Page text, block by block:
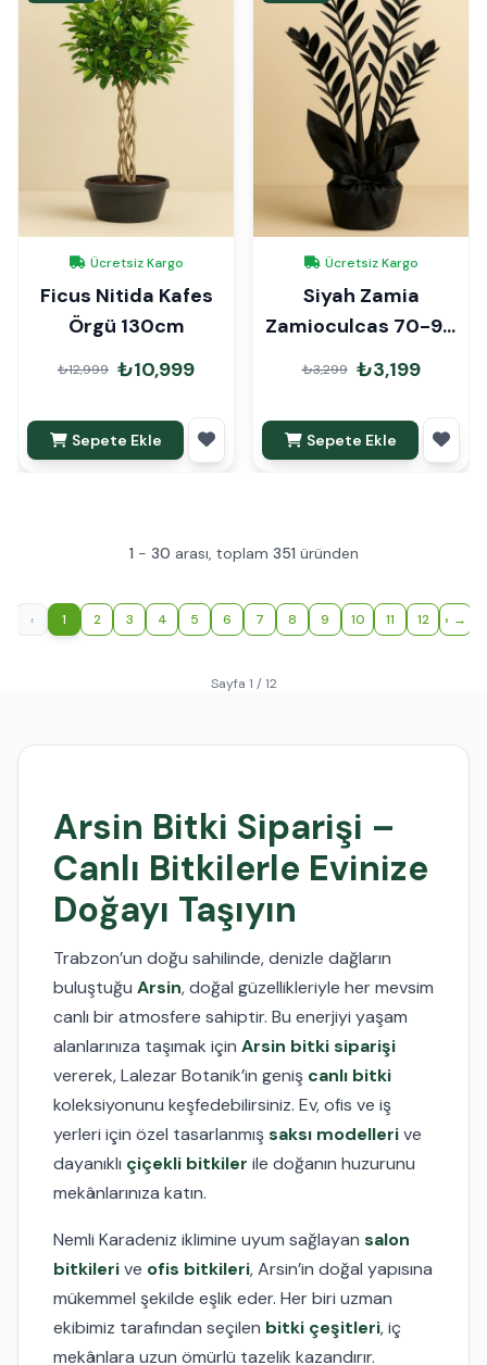
Ücretsiz Kargo
Ficus Nitida Kafes
Örgü 130cm
₺12,999 ₺10,999
Sepete Ekle
Ücretsiz Kargo
Siyah Zamia
Zamioculcas 70-90
cm Hediye Paketli
₺3,299 ₺3,199
Sepete Ekle
1 - 30 arası, toplam 351 üründen
‹ 1 2 3 4 5 6 7 8 9 10 11 12 ›
Sayfa 1 / 12
Arsin Bitki Siparişi –
Canlı Bitkilerle Evinize
Doğayı Taşıyın
Trabzon’un doğu sahilinde, denizle dağların
buluştuğu Arsin, doğal güzellikleriyle her mevsim
canlı bir atmosfere sahiptir. Bu enerjiyi yaşam
alanlarınıza taşımak için Arsin bitki siparişi
vererek, Lalezar Botanik’in geniş canlı bitki
koleksiyonunu keşfedebilirsiniz. Ev, ofis ve iş
yerleri için özel tasarlanmışsaksı modellerive
dayanıklı çiçekli bitkiler ile doğanın huzurunu
mekânlarınıza katın.
Nemli Karadeniz iklimine uyum sağlayan salon
bitkilerive ofis bitkileri, Arsin’in doğal yapısına
mükemmel şekilde eşlik eder. Her biri uzman
ekibimiz tarafından seçilen bitki çeşitleri, iç
mekânlara uzun ömürlü tazelik kazandırır.